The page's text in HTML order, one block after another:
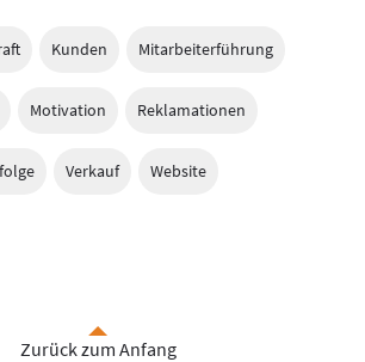
Kunden Mitarbeiterführung
Motivation Reklamationen
Verkauf Website
Zurück zum Anfang